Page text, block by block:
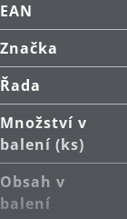
EAN
Značka
Řada
Množství v
balení (ks)
Obsah v
balení